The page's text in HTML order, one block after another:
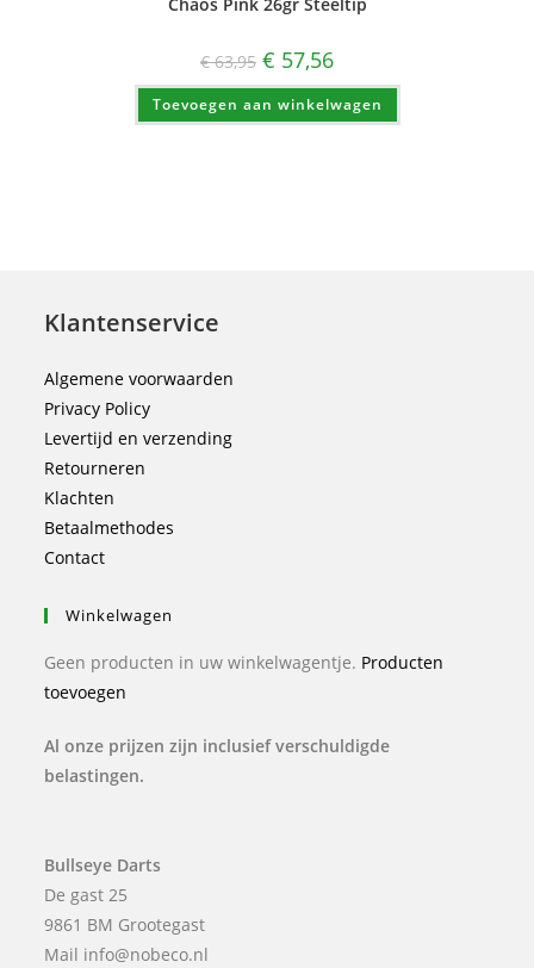
€63,95 Oorspronkelijke
prijs
was:
€ 63,95.
€ 57,56Huidige
prijs
is:
€ 57,56.
Toevoegen aan winkelwagen
Klantenservice
Algemene voorwaarden
Privacy Policy
Levertijd en verzending
Retourneren
Klachten
Betaalmethodes
Contact
Winkelwagen
Geen producten in uw winkelwagentje. Producten
toevoegen
Al onze prijzen zijn inclusief verschuldigde
belastingen.
Bullseye Darts
De gast 25
9861 BM Grootegast
Mail info@nobeco.nl